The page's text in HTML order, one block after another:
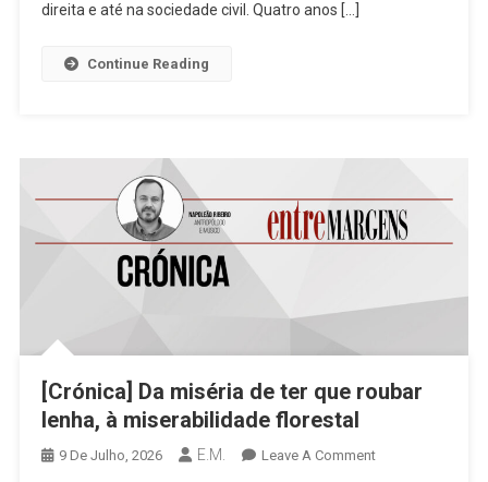
direita e até na sociedade civil. Quatro anos […]
Continue Reading
[Crónica] Da miséria de ter que roubar
lenha, à miserabilidade florestal
9 De Julho, 2026 E.M. Leave A CommentOn